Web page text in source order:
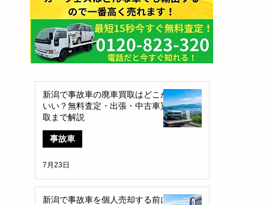
新潟で事故車の廃車買取はどこが
いい？無料査定・出張・中古車買
取まで解説
事故車
7月23日
新潟で事故車を個人売却する前に